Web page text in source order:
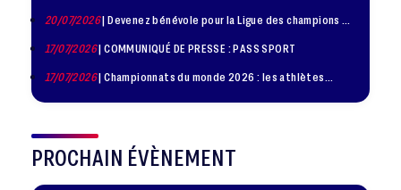
20/07/2026| Devenez bénévole pour la Ligue des champions de
17/07/2026| COMMUNIQUÉ DE PRESSE : PASS SPORT
17/07/2026| Championnats du monde 2026 : les athlètes
PROCHAIN ÉVÈNEMENT